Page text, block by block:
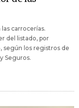
carrocerías.
del listado, por
según los registros de
Seguros.